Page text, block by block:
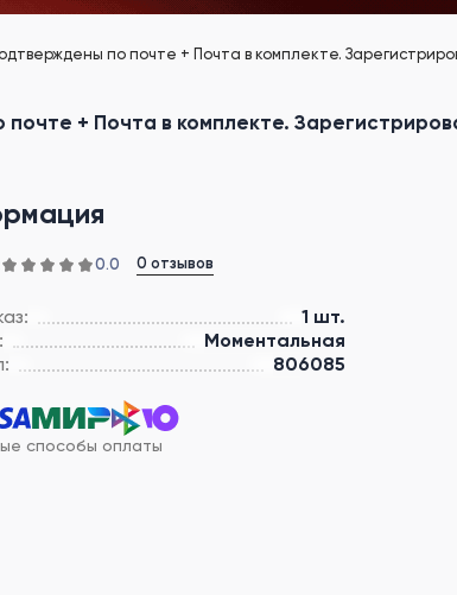
по почте + Почта в комплекте.
+ Почта в комплекте.
0.0 0 отзывов
1 шт.
Моментальная
806085
способы оплаты